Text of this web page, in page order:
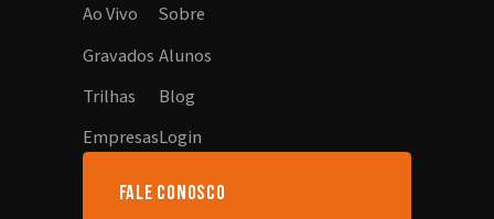
Ao Vivo
Gravados
Trilhas
Empresas
Sobre
Alunos
Blog
Login
fale conosco